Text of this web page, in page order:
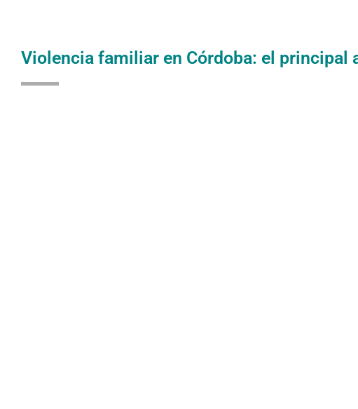
Violencia familiar en Córdoba: el principal